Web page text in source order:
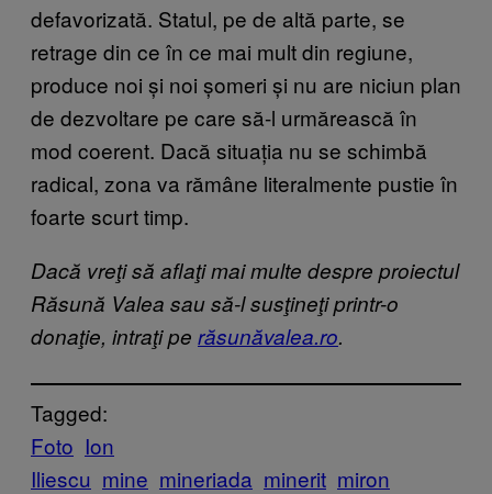
defavorizată. Statul, pe de altă parte, se
retrage din ce în ce mai mult din regiune,
produce noi și noi șomeri și nu are niciun plan
de dezvoltare pe care să-l urmărească în
mod coerent. Dacă situația nu se schimbă
radical, zona va rămâne literalmente pustie în
foarte scurt timp.
Dacă vreţi să aflaţi mai multe despre proiectul
Răsună Valea sau să-l susţineţi printr-o
donaţie, intraţi pe răsunăvalea.ro.
Tagged:
Foto Ion
Iliescu mine mineriada minerit miron